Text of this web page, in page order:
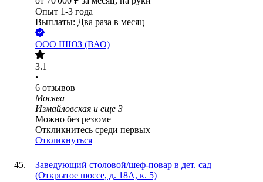
Опыт 1-3 года
Выплаты: Два раза в месяц
ООО ШЮЗ (ВАО)
3.1
•
6 отзывов
Москва
Измайловская и еще 3
Можно без резюме
Откликнитесь среди первых
Откликнуться
Заведующий столовой/шеф-повар в дет. сад
(Открытое шоссе, д. 18А, к. 5)